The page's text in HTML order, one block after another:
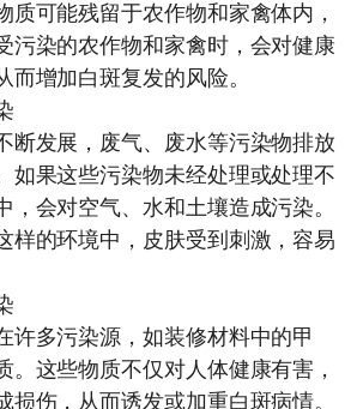
质可能残留于农作物和家禽体内，
污染的农作物和家禽时，会对健康
而增加白斑复发的风险。
发展，废气、废水等污染物排放
如果这些污染物未经处理或处理不
，会对空气、水和土壤造成污染。
样的环境中，皮肤受到刺激，容易
多污染源，如装修材料中的甲
。这些物质不仅对人体健康有害，
损伤，从而诱发或加重白斑病情。